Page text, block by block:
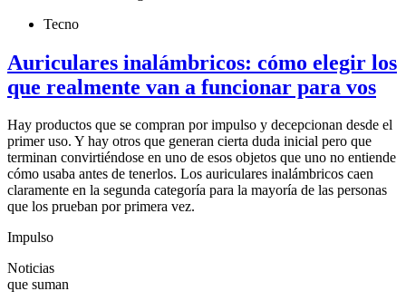
Tecno
Auriculares inalámbricos: cómo elegir los
que realmente van a funcionar para vos
Hay productos que se compran por impulso y decepcionan desde el
primer uso. Y hay otros que generan cierta duda inicial pero que
terminan convirtiéndose en uno de esos objetos que uno no entiende
cómo usaba antes de tenerlos. Los auriculares inalámbricos caen
claramente en la segunda categoría para la mayoría de las personas
que los prueban por primera vez.
Impulso
Noticias
que suman